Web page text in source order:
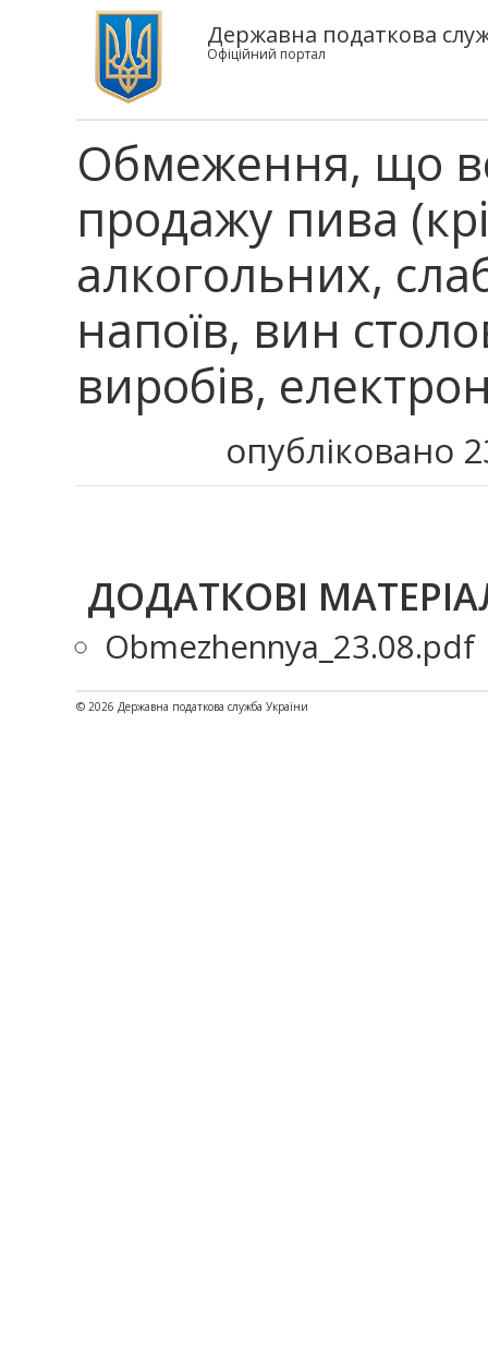
Державна податкова
Офіційний портал
Обмеження, що
продажу пива
алкогольних,
напоїв, вин
виробів,
опубліковано
ДОДАТКОВІ
Obmezhennya_23.08.pdf
© 2026 Державна податкова служба України